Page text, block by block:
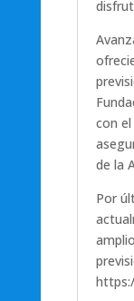
con
de la
Por